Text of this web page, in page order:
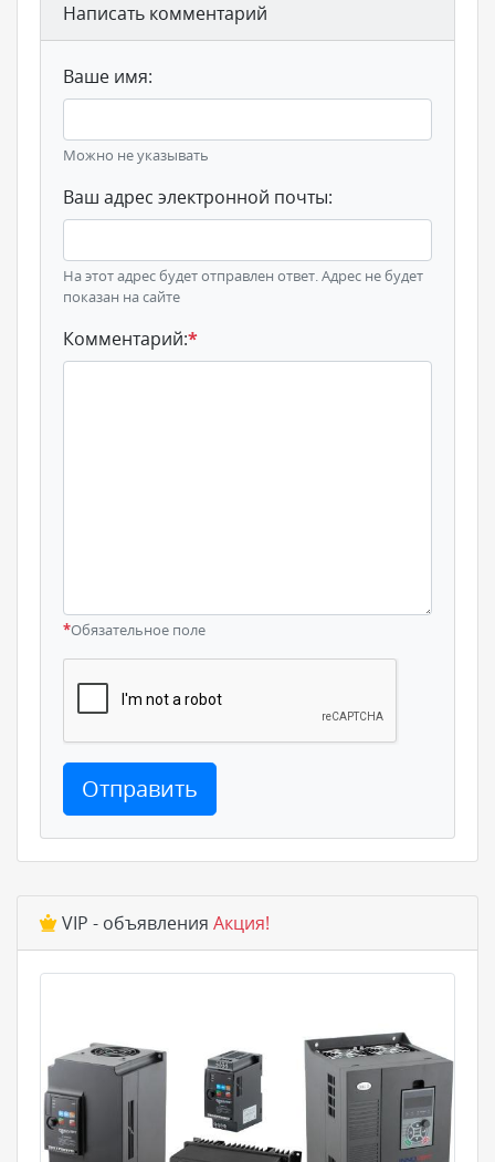
Написать комментарий
Ваше имя:
Можно не указывать
Ваш адрес электронной почты:
На этот адрес будет отправлен ответ. Адрес не будет
показан на сайте
Комментарий:*
*Обязательное поле
Отправить
VIP - объявления Акция!